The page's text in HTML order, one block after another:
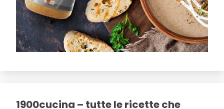
1900cucina – tutte le ricette che